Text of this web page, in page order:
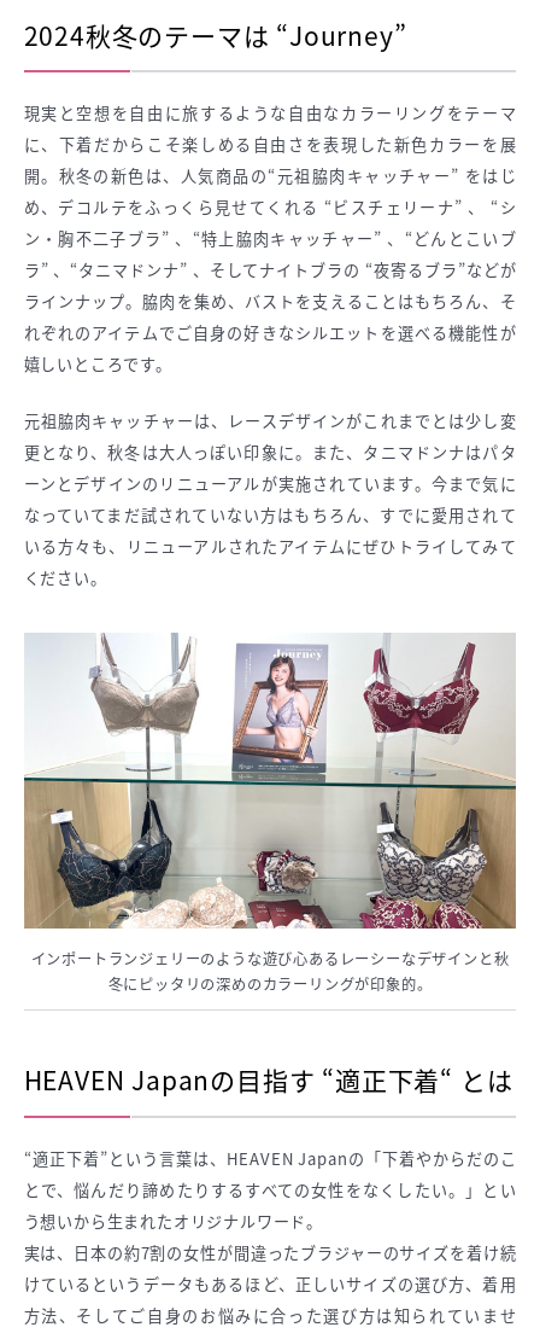
2024秋冬のテーマは “Journey”
現実と空想を自由に旅するような自由なカラーリングをテーマ
に、下着だからこそ楽しめる自由さを表現した新色カラーを展
開。秋冬の新色は、人気商品の“元祖脇肉キャッチャー” をはじ
め、デコルテをふっくら見せてくれる “ビスチェリーナ” 、 “シ
ン・胸不二子ブラ” 、“特上脇肉キャッチャー” 、“どんとこいブ
ラ” 、“タニマドンナ” 、そしてナイトブラの “夜寄るブラ”などが
ラインナップ。脇肉を集め、バストを支えることはもちろん、そ
れぞれのアイテムでご自身の好きなシルエットを選べる機能性が
嬉しいところです。
元祖脇肉キャッチャーは、レースデザインがこれまでとは少し変
更となり、秋冬は大人っぽい印象に。また、タニマドンナはパタ
ーンとデザインのリニューアルが実施されています。今まで気に
なっていてまだ試されていない方はもちろん、すでに愛用されて
いる方々も、リニューアルされたアイテムにぜひトライしてみて
ください。
インポートランジェリーのような遊び心あるレーシーなデザインと秋
冬にピッタリの深めのカラーリングが印象的。
HEAVEN Japanの目指す “適正下着“ とは
“適正下着”という言葉は、HEAVEN Japanの「下着やからだのこ
とで、悩んだり諦めたりするすべての女性をなくしたい。」とい
う想いから生まれたオリジナルワード。
実は、日本の約7割の女性が間違ったブラジャーのサイズを着け続
けているというデータもあるほど、正しいサイズの選び方、着用
方法、そしてご自身のお悩みに合った選び方は知られていませ